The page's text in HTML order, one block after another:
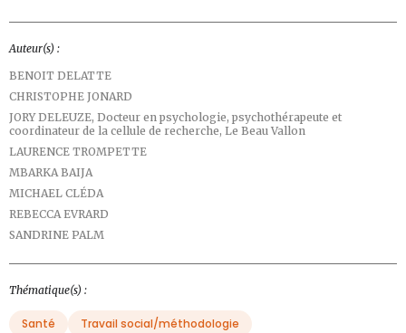
Auteur(s) :
BENOIT DELATTE
CHRISTOPHE JONARD
JORY DELEUZE, Docteur en psychologie, psychothérapeute et
coordinateur de la cellule de recherche, Le Beau Vallon
LAURENCE TROMPETTE
MBARKA BAIJA
MICHAEL CLÉDA
REBECCA EVRARD
SANDRINE PALM
Thématique(s) :
Santé Travail social/méthodologie